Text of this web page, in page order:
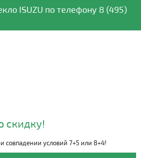
ISUZU по телефону 8 (495)
о компании
скидку!
совпадении условий 7+5 или 8+4!